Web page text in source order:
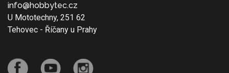
info@hobbytec.cz
U Mototechny, 251 62
Tehovec - Říčany u Prahy